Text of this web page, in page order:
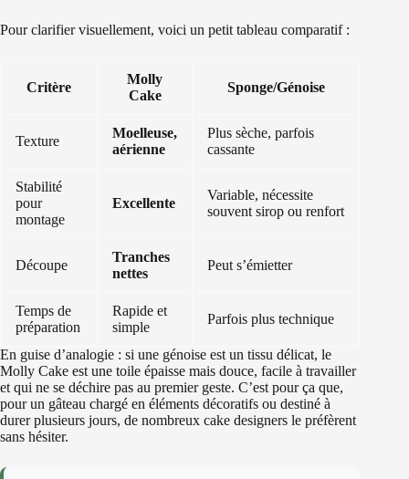
Pour clarifier visuellement, voici un petit tableau comparatif :
Critère
Molly
Cake
Sponge/Génoise
Texture
Moelleuse,
aérienne
Plus sèche, parfois
cassante
Stabilité
pour
montage
Excellente
Variable, nécessite
souvent sirop ou renfort
Découpe
Tranches
nettes
Peut s’émietter
Temps de
préparation
Rapide et
simple
Parfois plus technique
En guise d’analogie : si une génoise est un tissu délicat, le
Molly Cake est une toile épaisse mais douce, facile à travailler
et qui ne se déchire pas au premier geste. C’est pour ça que,
pour un gâteau chargé en éléments décoratifs ou destiné à
durer plusieurs jours, de nombreux cake designers le préfèrent
sans hésiter.